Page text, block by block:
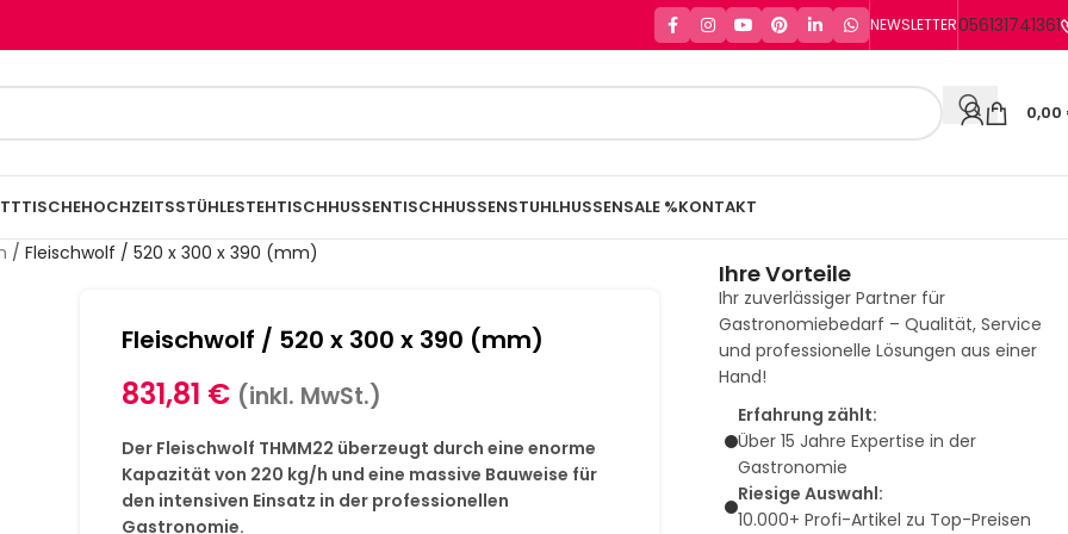
NEWSLETTER056131741361
0,00
HOCHZEITSSTÜHLESTEHTISCHHUSSENTISCHHUSSENSTUHLHUSSENSALE %KONTAKT
/ Fleischwolf / 520 x 300 x 390 (mm)
Fleischwolf / 520 x 300 x 390 (mm)
831,81 € (inkl. MwSt.)
Der Fleischwolf THMM22 überzeugt durch eine enorme
Kapazität von 220 kg/h und eine massive Bauweise für
den intensiven Einsatz in der professionellen
Gastronomie.
Ihre Vorteile
Ihr zuverlässiger Partner für
Gastronomiebedarf – Qualität, Service
und professionelle Lösungen aus einer
Hand!
Erfahrung zählt:
Über 15 Jahre Expertise in der
Gastronomie
Riesige Auswahl:
10.000+ Profi-Artikel zu Top-Preisen